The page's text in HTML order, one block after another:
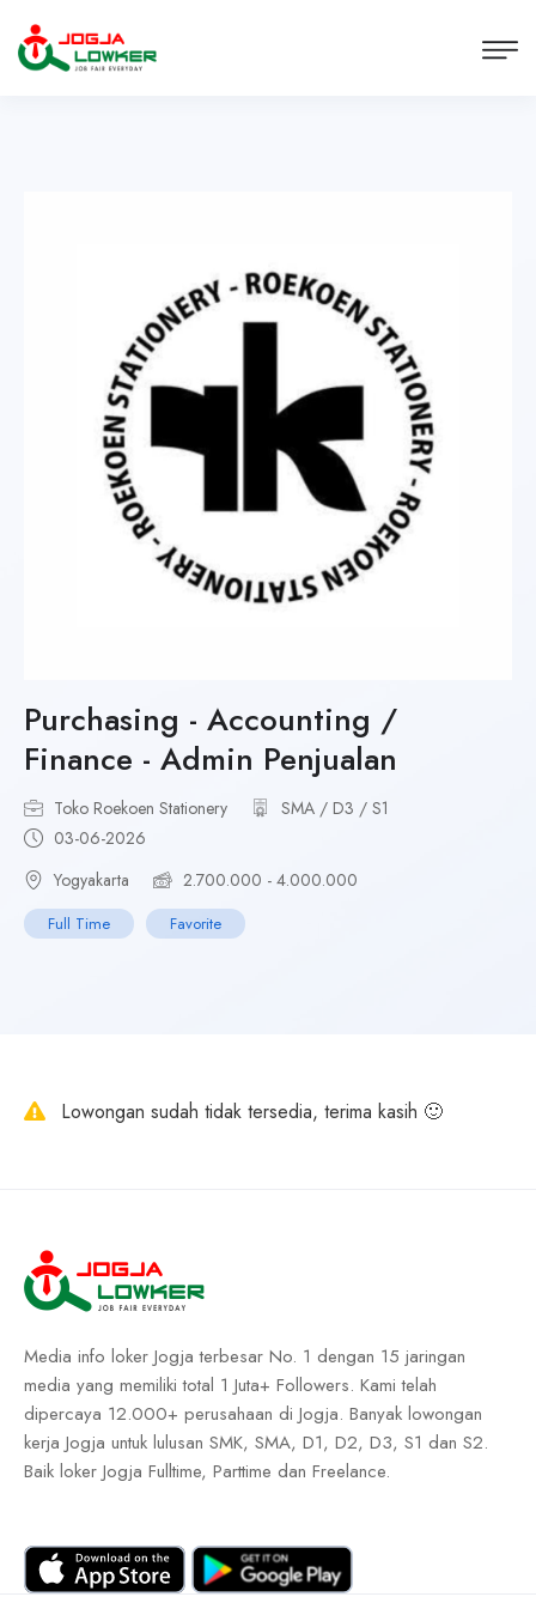
Purchasing - Accounting /
Finance - Admin Penjualan
Toko Roekoen Stationery
SMA / D3 / S1
03-06-2026
Yogyakarta
2.700.000 - 4.000.000
Full Time Favorite
Lowongan sudah tidak tersedia, terima kasih 🙂
Media info loker Jogja terbesar No. 1 dengan 15 jaringan
media yang memiliki total 1 Juta+ Followers. Kami telah
dipercaya 12.000+ perusahaan di Jogja. Banyak lowongan
kerja Jogja untuk lulusan SMK, SMA, D1, D2, D3, S1 dan S2.
Baik loker Jogja Fulltime, Parttime dan Freelance.